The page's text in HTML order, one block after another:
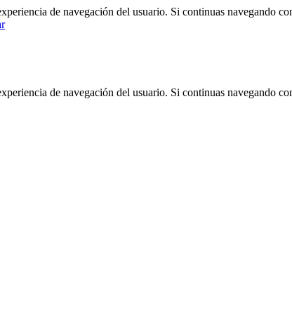
de navegación del usuario. Si continuas navegando
de navegación del usuario. Si continuas navegando